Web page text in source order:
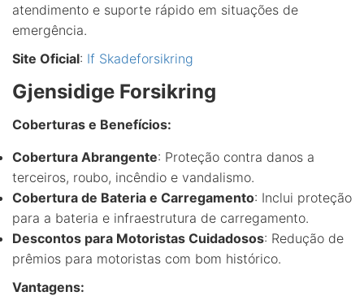
atendimento e suporte rápido em situações de
emergência.
Site Oficial: If Skadeforsikring
Gjensidige Forsikring
Coberturas e Benefícios:
Cobertura Abrangente: Proteção contra danos a
terceiros, roubo, incêndio e vandalismo.
Cobertura de Bateria e Carregamento: Inclui proteção
para a bateria e infraestrutura de carregamento.
Descontos para Motoristas Cuidadosos: Redução de
prêmios para motoristas com bom histórico.
Vantagens: